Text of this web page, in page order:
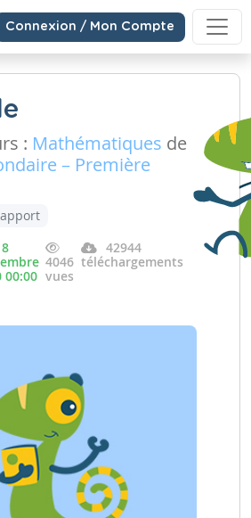
Connexion / Mon Compte
: Mathématiques de
– Première
00:00
4046
vues
42944
téléchargements